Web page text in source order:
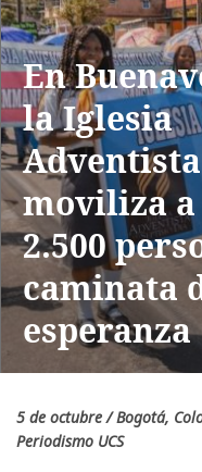
En
la Iglesia
Adventista
moviliza a
2.500
caminata
esperanza
5 de octubre / Bogotá,
Periodismo UCS